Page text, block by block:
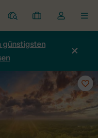
Ferienparks
Meine
Buchungen
Dropdown-
Menü
Kontos
günstigsten